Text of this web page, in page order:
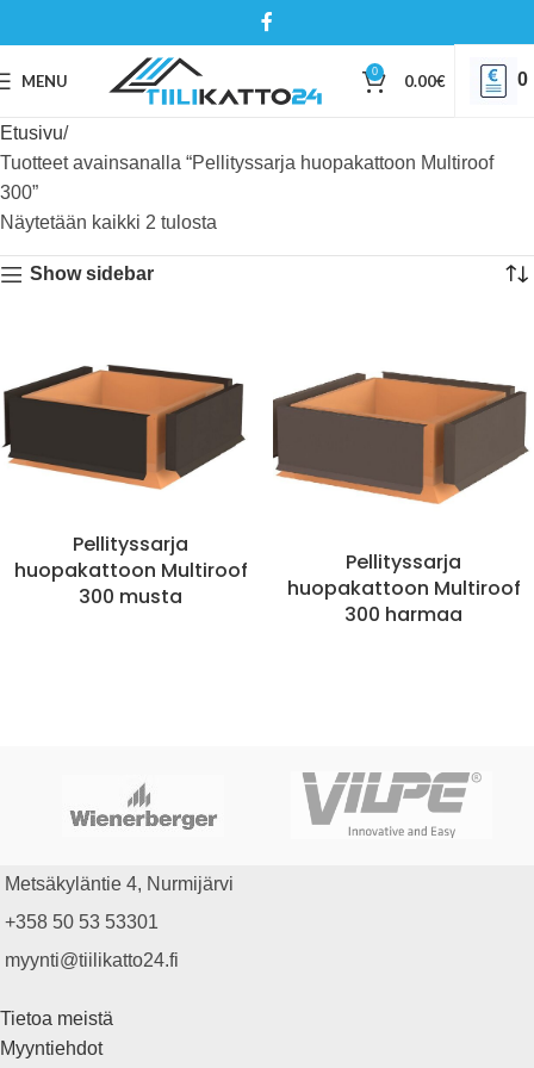
MENU 0 0.00€ 0
Etusivu
Tuotteet avainsanalla “Pellityssarja huopakattoon Multiroof
300”
Näytetään kaikki 2 tulosta
Show sidebar
Pellityssarja
huopakattoon Multiroof
300 musta
Pellityssarja
huopakattoon Multiroof
300 harmaa
Metsäkyläntie 4, Nurmijärvi
+358 50 53 53301
myynti@tiilikatto24.fi
Tietoa meistä
Myyntiehdot